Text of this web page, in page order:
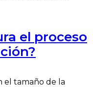
el proceso
el tamaño de la